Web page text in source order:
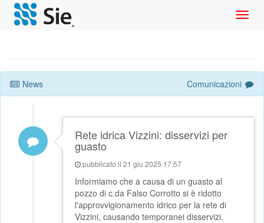
News Comunicazioni
Rete idrica Vizzini: disservizi per
guasto
pubblicato il 21 giu 2025 17:57
Informiamo che a causa di un guasto al
pozzo di c.da Falso Corrotto si è ridotto
l'approvvigionamento idrico per la rete di
Vizzini, causando temporanei disservizi.